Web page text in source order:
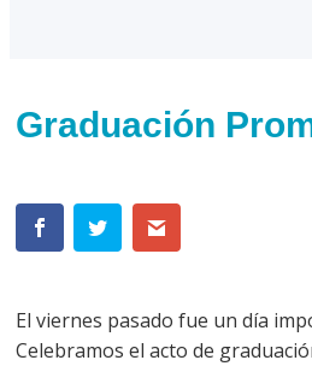
Graduación
El viernes pasado fue un día
Celebramos el acto de